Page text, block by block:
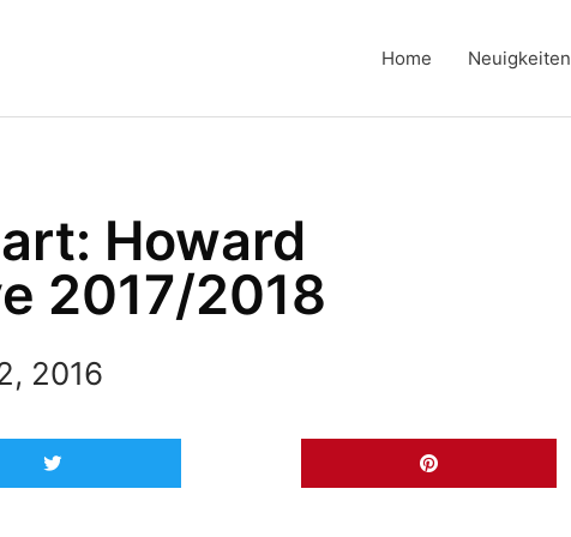
Home Neuigkeiten
Howard
2017/2018
2016